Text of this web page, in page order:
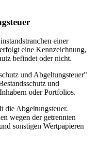
einer
eine Kennzeichnung,
befindet oder nicht.
und Abgeltungsteuer"
und
oder Portfolios.
die Abgeltungsteuer.
wegen der getrennten
sonstigen Wertpapieren